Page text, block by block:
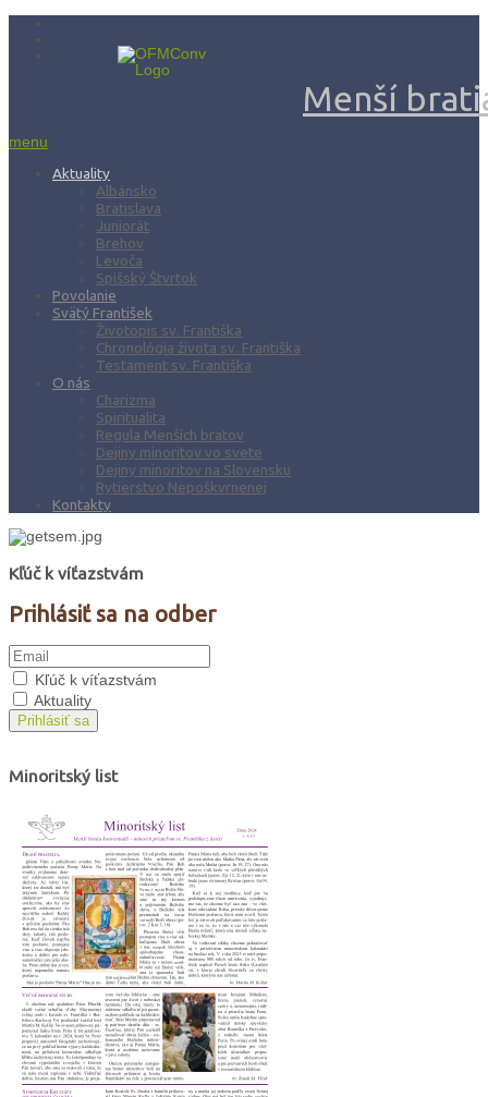
Menší
menu
Aktuality
Albánsko
Bratislava
Juniorát
Brehov
Levoča
Spišský Štvrtok
Povolanie
Svätý František
Životopis sv. Františka
Chronológia života sv. Františka
Testament sv. Františka
O nás
Charizma
Spiritualita
Regula Menších bratov
Dejiny minoritov vo svete
Dejiny minoritov na Slovensku
Rytierstvo Nepoškvrnenej
Kontakty
Kľúč k víťazstvám
Prihlásiť sa na odber
Kľúč k víťazstvám
Aktuality
Prihlásiť sa
Minoritský list